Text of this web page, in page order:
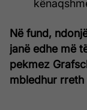
Në fund,
janë edhe më
pekmez
mbledhur